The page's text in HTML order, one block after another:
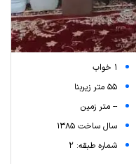
1 خواب
55 متر زیربنا
-- متر زمین
سال ساخت 1385
شماره طبقه: 2